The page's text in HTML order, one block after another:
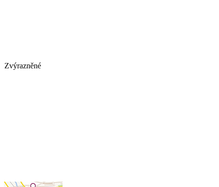
Zvýrazněné